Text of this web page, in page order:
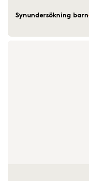
Synundersökning barn